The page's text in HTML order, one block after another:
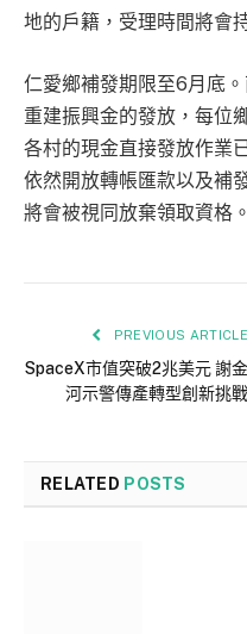
地的戶籍，受理時間將會
仁愛鄉補發期限至6月底
重建振興金的發放，每位
各村的現金直接發放作業
依然開放轉帳匯款以及補
將會被視同放棄領取資格。
PREVIOUS ARTICLE
SpaceX市值突破2兆美元 謝金
河示警傳產轉型創新挑戰
RELATED POSTS